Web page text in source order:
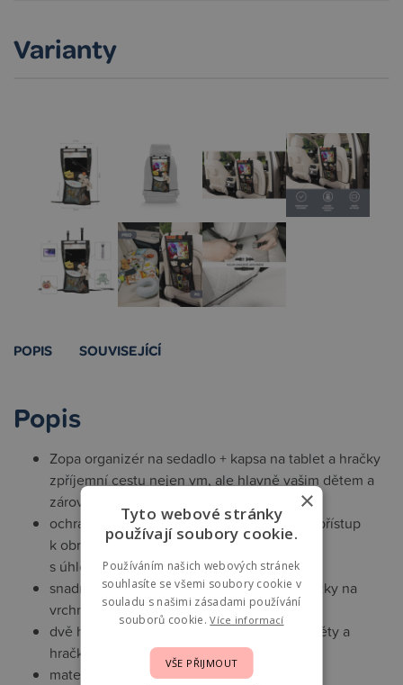
Varianty
POPIS SOUVISEJÍCÍ
Popis
Zopa organizér na sedadlo + kapsa na tablet a hračky
zpříjemní cestu nejen vm, ale hlavně vašim dětem a
zároveň udrží pořádek v autě
ochranná kapsa na tablet umožňuje rychlý přístup
k obrazovce a hodí se pro všechny tablety
s úhlopříčkou až 24 cm
snadná instalace a odejmutí za pomocí přezky na
vrchní i spodní straně
dvě hluboké kapsy vhodné pro další předměty a
hračky
materiál: 75% polyester, 20% PVC, 5% PP
×
Tyto webové stránky
používají soubory cookie.
Používáním našich webových stránek
souhlasíte se všemi soubory cookie v
souladu s našimi zásadami používání
souborů cookie.Více informací
VŠE PŘIJMOUT